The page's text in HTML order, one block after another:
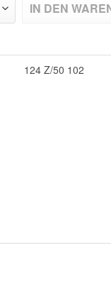
IN DEN
124 Z/50 102